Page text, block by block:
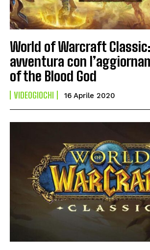
World of Warcraft
avventura con
of the Blood God
VIDEOGIOCHI 16 Aprile 2020